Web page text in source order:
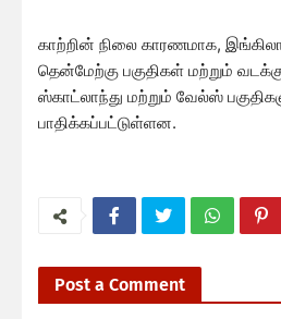
காற்றின் நிலை காரணமாக,
தென்மேற்கு பகுதிகள் மற்றும்
ஸ்காட்லாந்து மற்றும் வேல்ஸ்
பாதிக்கப்பட்டுள்ளன.
Post a Comment